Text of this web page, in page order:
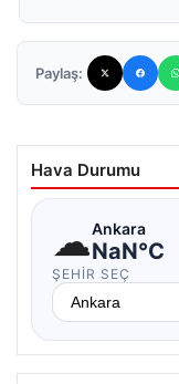
Paylaş:
Hava Durumu
☁Ankara
NaN°C
ŞEHIR SEÇ